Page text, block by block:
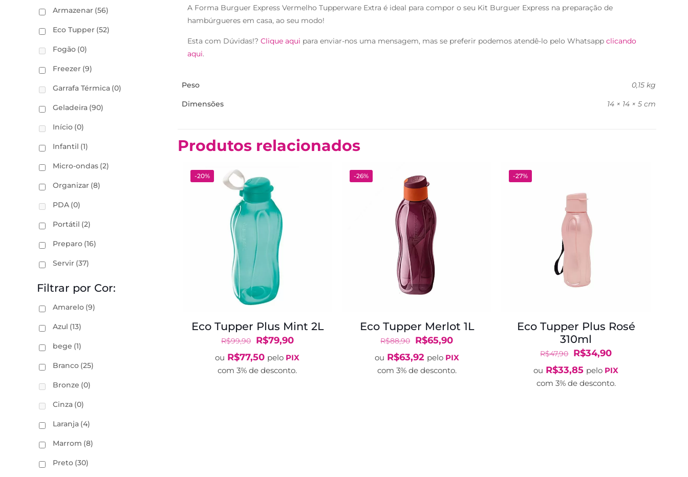
A Forma Burguer Express Vermelho Tupperware Extra é ideal para compor o seu Kit Burguer Express na preparação de
hambúrgueres em casa, ao seu modo!
Esta com Dúvidas!?Clique aqui para enviar-nos uma mensagem, mas se preferir podemos atendê-lo pelo Whatsappclicando
aqui.
Peso 0,15 kg
Dimensões 14 × 14 × 5 cm
Produtos relacionados
-20%
Eco Tupper Plus Mint 2L
R$99,90
O
preço
original
R$79,90O
preço
ou R$77,50 pelo PIX
com 3% de desconto.
-26%
Eco Tupper Merlot 1L
R$88,90
O
preço
original
R$65,90O
preço
ou R$63,92 pelo PIX
com 3% de desconto.
-27%
Eco Tupper Plus Rosé
310ml
R$47,90 O
preço
original
R$34,90O
preço
ou R$33,85 pelo PIX
com 3% de desconto.
Armazenar (56)
Eco Tupper (52)
Fogão (0)
Freezer (9)
Garrafa Térmica (0)
Geladeira (90)
Início (0)
Infantil (1)
Micro-ondas (2)
Organizar (8)
PDA (0)
Portátil (2)
Preparo (16)
Servir (37)
Filtrar por Cor:
Amarelo (9)
Azul (13)
bege (1)
Branco (25)
Bronze (0)
Cinza (0)
Laranja (4)
Marrom (8)
Preto (30)